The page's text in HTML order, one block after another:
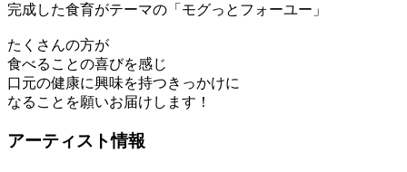
完成した食育がテーマの「モグっとフォーユー」
たくさんの方が
食べることの喜びを感じ
口元の健康に興味を持つきっかけに
なることを願いお届けします！
アーティスト情報